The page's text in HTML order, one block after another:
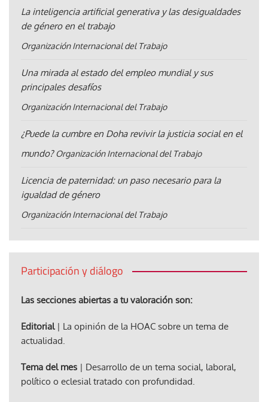
La inteligencia artificial generativa y las desigualdades
de género en el trabajo
Organización Internacional del Trabajo
Una mirada al estado del empleo mundial y sus
principales desafíos
Organización Internacional del Trabajo
¿Puede la cumbre en Doha revivir la justicia social en el
mundo? Organización Internacional del Trabajo
Licencia de paternidad: un paso necesario para la
igualdad de género
Organización Internacional del Trabajo
Participación y diálogo
Las secciones abiertas a tu valoración son:
Editorial| La opinión de la HOAC sobre un tema de
actualidad.
Tema del mes | Desarrollo de un tema social, laboral,
político o eclesial tratado con profundidad.